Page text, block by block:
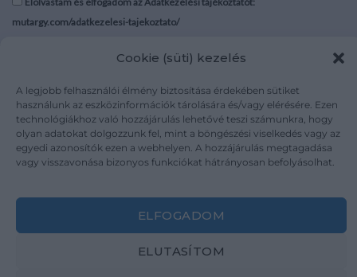
Cookie (süti) kezelés
A legjobb felhasználói élmény biztosítása érdekében sütiket
használunk az eszközinformációk tárolására és/vagy elérésére. Ezen
technológiákhoz való hozzájárulás lehetővé teszi számunkra, hogy
olyan adatokat dolgozzunk fel, mint a böngészési viselkedés vagy az
egyedi azonosítók ezen a webhelyen. A hozzájárulás megtagadása
vagy visszavonása bizonyos funkciókat hátrányosan befolyásolhat.
ELFOGADOM
ELUTASÍTOM
mutargy.com/adatkezelesi-tajekoztato/
Karrier
Kapcsolat
Áraink
Adatvédelem
Impresszum